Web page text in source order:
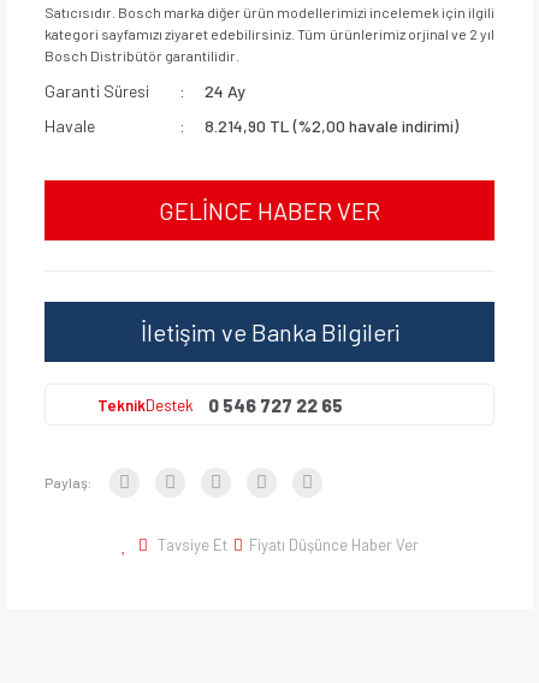
Satıcısıdır. Bosch marka diğer ürün modellerimizi incelemek için ilgili
kategori sayfamızı ziyaret edebilirsiniz. Tüm ürünlerimiz orjinal ve 2 yıl
Bosch Distribütör garantilidir.
Garanti Süresi
24 Ay
Havale
8.214,90 TL (%2,00 havale indirimi)
GELİNCE HABER VER
İletişim ve Banka Bilgileri
TeknikDestek 0 546 727 22 65
Paylaş:
Tavsiye Et Fiyatı Düşünce Haber Ver